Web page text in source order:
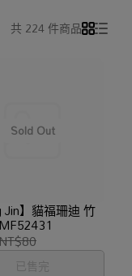
共 224 件商品
Jin】貓福珊迪 竹
已售完